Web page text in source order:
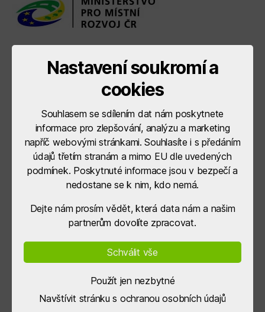
Nastavení soukromí a
cookies
Souhlasem se sdílením dat nám poskytnete
informace pro zlepšování, analýzu a marketing
napříč webovými stránkami. Souhlasíte i s předáním
údajů třetím stranám a mimo EU dle uvedených
podmínek. Poskytnuté informace jsou v bezpečí a
nedostane se k nim, kdo nemá.
Dejte nám prosím vědět, která data nám a našim
partnerům dovolíte zpracovat.
Schválit vše
Použít jen nezbytné
Navštívit stránku s ochranou osobních údajů